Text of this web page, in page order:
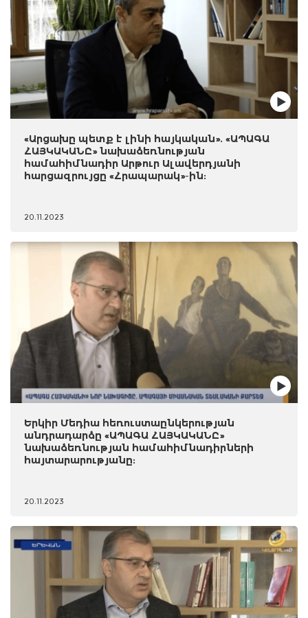
«Արցախը պետք է լինի հայկական». «ԱՊԱԳԱ
ՀԱՅԿԱԿԱՆԸ» նախաձեռնության
համահիմնադիր Արթուր Ալավերդյանի
հարցազրույցը «Հրապարակ»-ին:
20.11.2023
Երկիր Մեդիա հեռուստաընկերության
անդրադարձը «ԱՊԱԳԱ ՀԱՅԿԱԿԱՆԸ»
նախաձեռնության համահիմնադիրների
հայտարարությանը:
20.11.2023